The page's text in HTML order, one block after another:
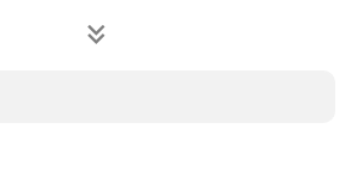
keyboard_double_arrow_down